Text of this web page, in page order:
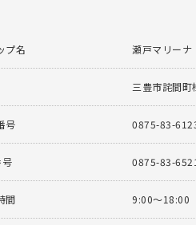
プ名 瀬戸マリーナ
三豊市詫間町
号 0875-83-
号 0875-83-6521
間 9:00～18:00